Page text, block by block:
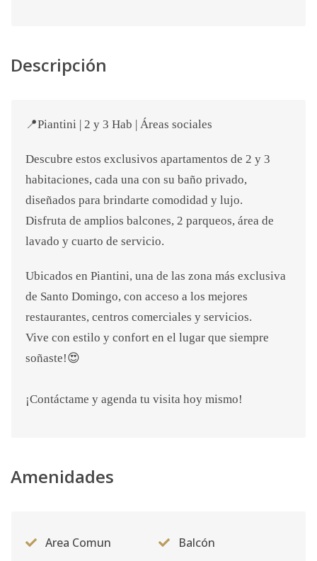
Descripción
📍Piantini | 2 y 3 Hab | Áreas sociales
Descubre estos exclusivos apartamentos de 2 y 3
habitaciones, cada una con su baño privado,
diseñados para brindarte comodidad y lujo.
Disfruta de amplios balcones, 2 parqueos, área de
lavado y cuarto de servicio.
Ubicados en Piantini, una de las zona más exclusiva
de Santo Domingo, con acceso a los mejores
restaurantes, centros comerciales y servicios.
Vive con estilo y confort en el lugar que siempre
soñaste!😍
¡Contáctame y agenda tu visita hoy mismo!
Amenidades
Area Comun Balcón